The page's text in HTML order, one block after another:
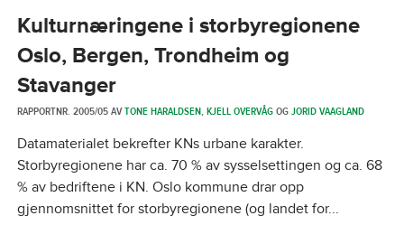
Kulturnæringene i storbyregionene
Oslo, Bergen, Trondheim og
Stavanger
RAPPORTNR. 2005/05 AVTONE HARALDSEN,KJELL OVERVÅGOGJORID VAAGLAND
Datamaterialet bekrefter KNs urbane karakter.
Storbyregionene har ca. 70 % av sysselsettingen og ca. 68
% av bedriftene i KN. Oslo kommune drar opp
gjennomsnittet for storbyregionene (og landet for...